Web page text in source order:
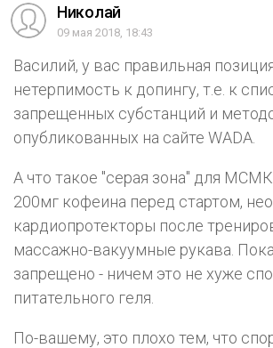
Николай
09 мая 2018, 18:43
Василий, у вас правильная
нетерпимость к допингу, т.е. к
запрещенных субстанций и
опубликованных на сайте WADA.
А что такое "серая зона" для
200мг кофеина перед стартом,
кардиопротекторы после
массажно-вакуумные рукава.
запрещено - ничем это не хуже
питательного геля.
По-вашему, это плохо тем, что